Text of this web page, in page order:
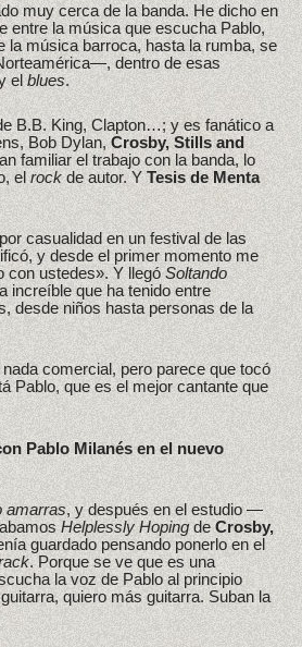
muy cerca de la banda. He dicho en
entre la música que escucha Pablo,
música barroca, hasta la rumba, se
dentro de esas
elblues.
B.B. King, Clapton…; y es fanático a
Bob Dylan,Crosby, Stills and
familiar el trabajo con la banda, lo
elrockde autor. YTesis de Menta
casualidad en un festival de las
y desde el primer momento me
con ustedes». Y llegóSoltando
increíble que ha tenido entre
desde niños hasta personas de la
comercial, pero parece que tocó
Pablo, que es el mejor cantante que
Pablo Milanés en el nuevo
amarras, y después en el estudio —
Helplessly HopingdeCrosby,
guardado pensando ponerlo en el
. Porque se ve que es una
la voz de Pablo al principio
quiero más guitarra. Suban la